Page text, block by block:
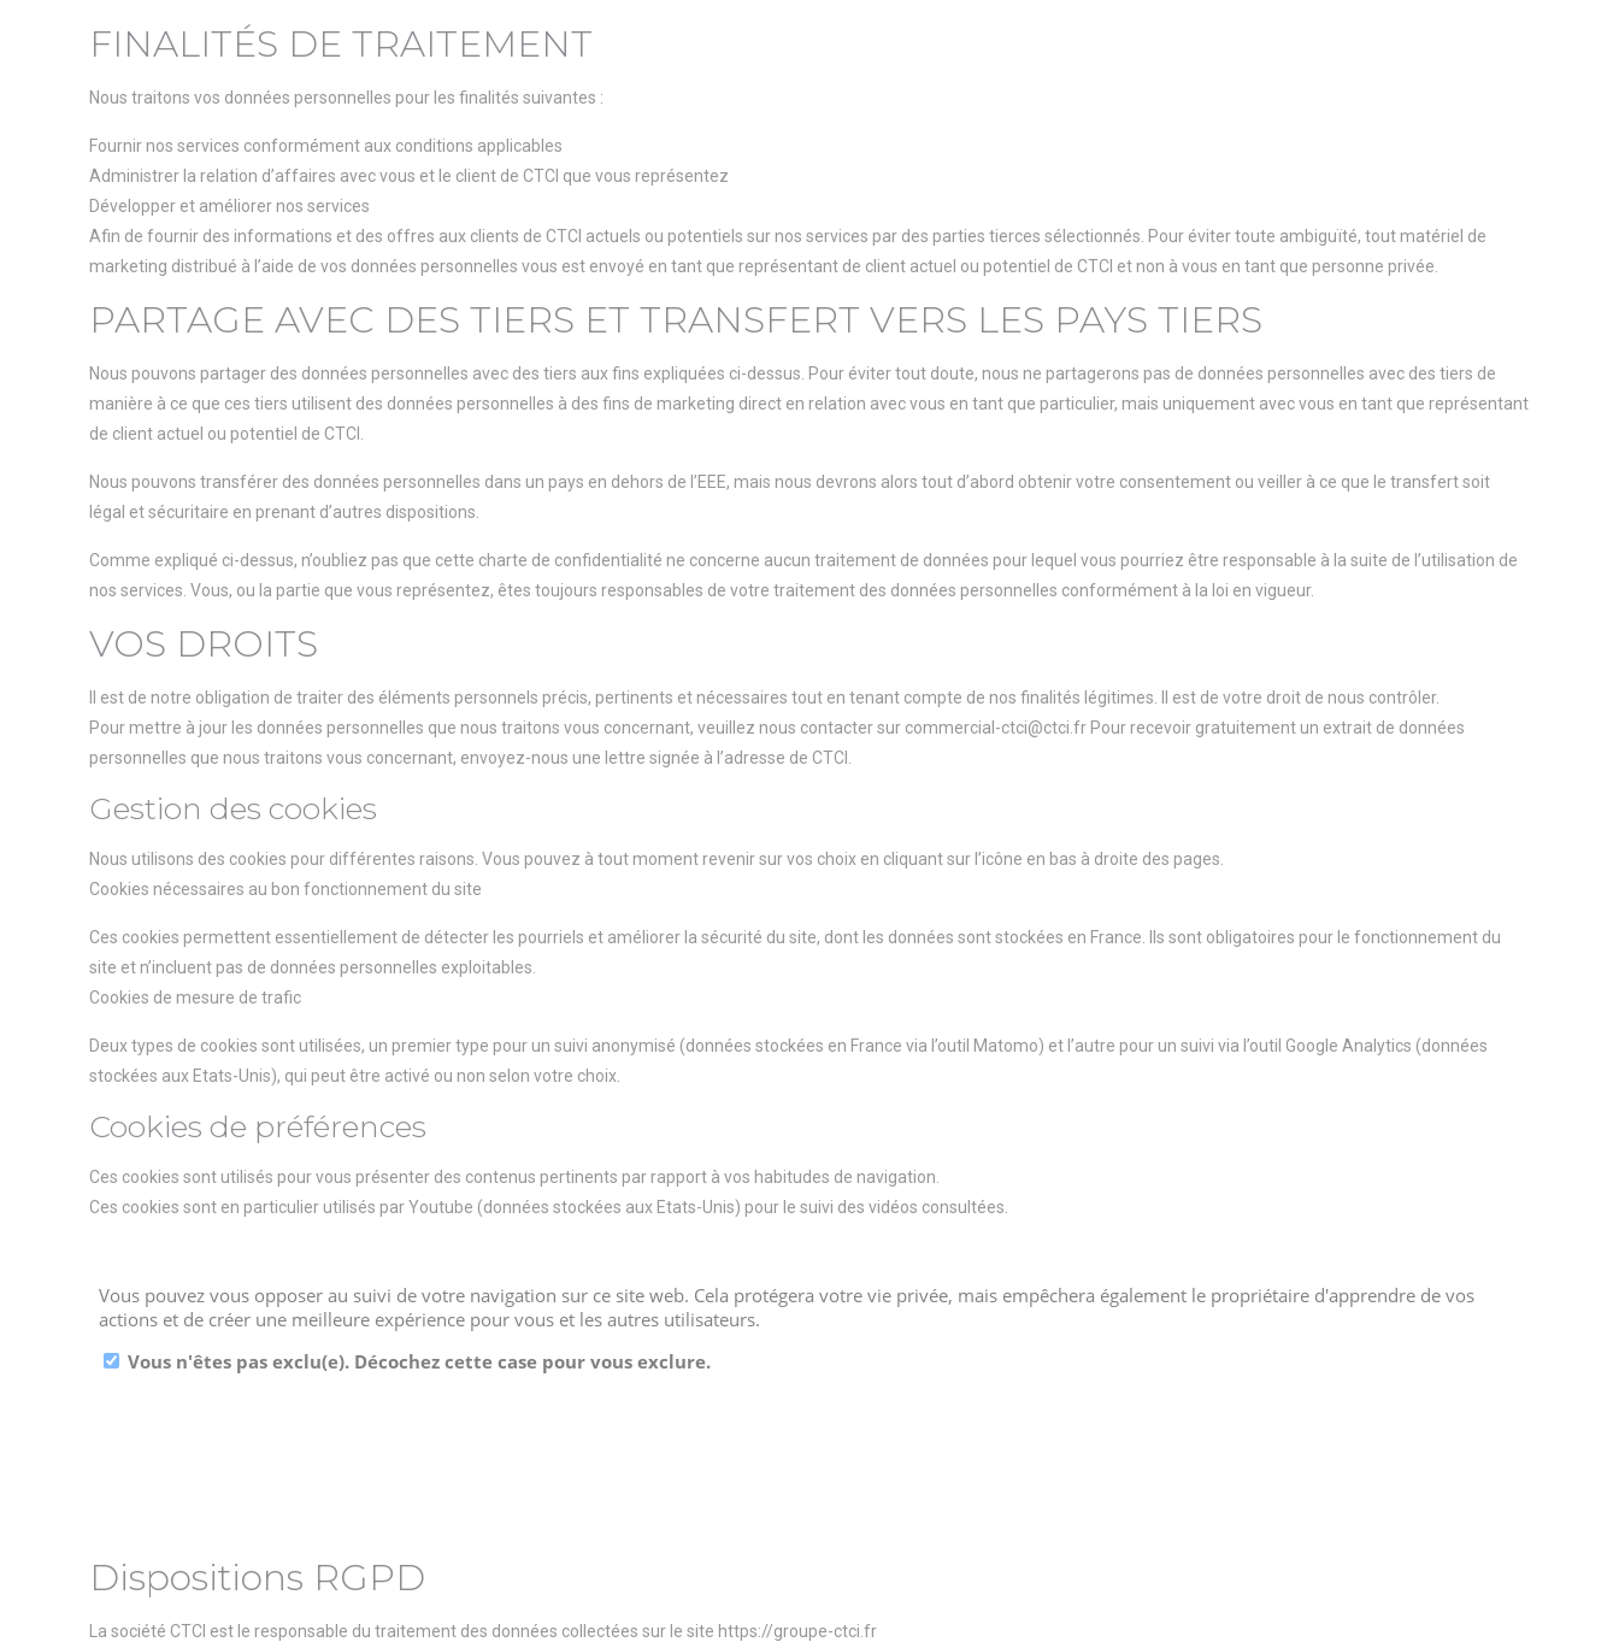
FINALITÉS DE TRAITEMENT
Nous traitons vos données personnelles pour les finalités suivantes :
Fournir nos services conformément aux conditions applicables
Administrer la relation d’affaires avec vous et le client de CTCI que vous représentez
Développer et améliorer nos services
Afin de fournir des informations et des offres aux clients de CTCI actuels ou potentiels sur nos services par des parties tierces sélectionnés. Pour éviter toute ambiguïté, tout matériel de
marketing distribué à l’aide de vos données personnelles vous est envoyé en tant que représentant de client actuel ou potentiel de CTCI et non à vous en tant que personne privée.
PARTAGE AVEC DES TIERS ET TRANSFERT VERS LES PAYS TIERS
Nous pouvons partager des données personnelles avec des tiers aux fins expliquées ci-dessus. Pour éviter tout doute, nous ne partagerons pas de données personnelles avec des tiers de
manière à ce que ces tiers utilisent des données personnelles à des fins de marketing direct en relation avec vous en tant que particulier, mais uniquement avec vous en tant que représentant
de client actuel ou potentiel de CTCI.
Nous pouvons transférer des données personnelles dans un pays en dehors de l’EEE, mais nous devrons alors tout d’abord obtenir votre consentement ou veiller à ce que le transfert soit
légal et sécuritaire en prenant d’autres dispositions.
Comme expliqué ci-dessus, n’oubliez pas que cette charte de confidentialité ne concerne aucun traitement de données pour lequel vous pourriez être responsable à la suite de l’utilisation de
nos services. Vous, ou la partie que vous représentez, êtes toujours responsables de votre traitement des données personnelles conformément à la loi en vigueur.
VOS DROITS
Il est de notre obligation de traiter des éléments personnels précis, pertinents et nécessaires tout en tenant compte de nos finalités légitimes. Il est de votre droit de nous contrôler.
Pour mettre à jour les données personnelles que nous traitons vous concernant, veuillez nous contacter sur commercial-ctci@ctci.fr Pour recevoir gratuitement un extrait de données
personnelles que nous traitons vous concernant, envoyez-nous une lettre signée à l’adresse de CTCI.
Gestion des cookies
Nous utilisons des cookies pour différentes raisons. Vous pouvez à tout moment revenir sur vos choix en cliquant sur l’icône en bas à droite des pages.
Cookies nécessaires au bon fonctionnement du site
Ces cookies permettent essentiellement de détecter les pourriels et améliorer la sécurité du site, dont les données sont stockées en France. Ils sont obligatoires pour le fonctionnement du
site et n’incluent pas de données personnelles exploitables.
Cookies de mesure de trafic
Deux types de cookies sont utilisées, un premier type pour un suivi anonymisé (données stockées en France via l’outil Matomo) et l’autre pour un suivi via l’outil Google Analytics (données
stockées aux Etats-Unis), qui peut être activé ou non selon votre choix.
Cookies de préférences
Ces cookies sont utilisés pour vous présenter des contenus pertinents par rapport à vos habitudes de navigation.
Ces cookies sont en particulier utilisés par Youtube (données stockées aux Etats-Unis) pour le suivi des vidéos consultées.
Dispositions RGPD
La société CTCI est le responsable du traitement des données collectées sur le site https://groupe-ctci.fr